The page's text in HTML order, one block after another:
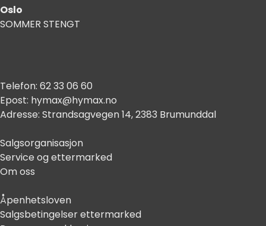
Oslo
SOMMER STENGT
Telefon: 62 33 06 60
Epost: hymax@hymax.no
Adresse: Strandsagvegen 14, 2383 Brumunddal
Salgsorganisasjon
Service og ettermarked
Om oss
Åpenhetsloven
Salgsbetingelser ettermarked